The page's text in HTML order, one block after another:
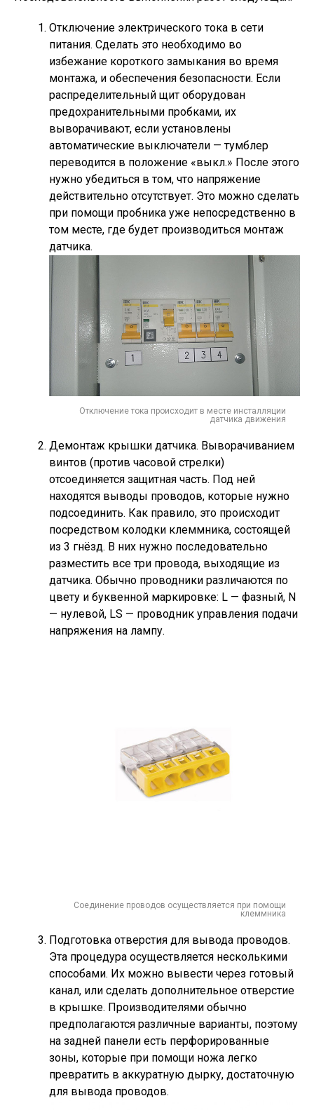
Отключение электрического тока в сети
питания. Сделать это необходимо во
избежание короткого замыкания во время
монтажа, и обеспечения безопасности. Если
распределительный щит оборудован
предохранительными пробками, их
выворачивают, если установлены
автоматические выключатели — тумблер
переводится в положение «выкл.» После этого
нужно убедиться в том, что напряжение
действительно отсутствует. Это можно сделать
при помощи пробника уже непосредственно в
том месте, где будет производиться монтаж
датчика.
Отключение тока происходит в месте инсталляции
датчика движения
Демонтаж крышки датчика. Выворачиванием
винтов (против часовой стрелки)
отсоединяется защитная часть. Под ней
находятся выводы проводов, которые нужно
подсоединить. Как правило, это происходит
посредством колодки клеммника, состоящей
из 3 гнёзд. В них нужно последовательно
разместить все три провода, выходящие из
датчика. Обычно проводники различаются по
цвету и буквенной маркировке: L — фазный, N
— нулевой, LS — проводник управления подачи
напряжения на лампу.
Соединение проводов осуществляется при помощи
клеммника
Подготовка отверстия для вывода проводов.
Эта процедура осуществляется несколькими
способами. Их можно вывести через готовый
канал, или сделать дополнительное отверстие
в крышке. Производителями обычно
предполагаются различные варианты, поэтому
на задней панели есть перфорированные
зоны, которые при помощи ножа легко
превратить в аккуратную дырку, достаточную
для вывода проводов.